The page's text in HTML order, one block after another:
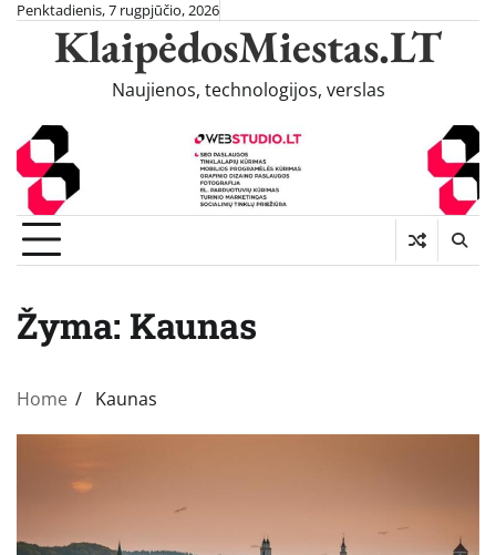
Skip
content
Penktadienis, 7 rugpjūčio, 2026
KlaipėdosMiestas.LT
Naujienos, technologijos, verslas
Žyma: Kaunas
Home Kaunas